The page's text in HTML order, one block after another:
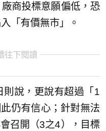
商投標意願偏低，恐
「有價無市」。
往下閱讀
說，更說有超過「1
仍有信心；針對無法
召開（3之4），目標